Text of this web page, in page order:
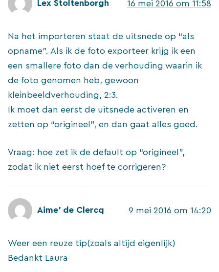
Lex Stoltenborgh 16 mei 2016 om 11:58
Na het importeren staat de uitsnede op “als
opname”. Als ik de foto exporteer krijg ik een
een smallere foto dan de verhouding waarin ik
de foto genomen heb, gewoon
kleinbeeldverhouding, 2:3.
Ik moet dan eerst de uitsnede activeren en
zetten op “origineel”, en dan gaat alles goed.
Vraag: hoe zet ik de default op “origineel”,
zodat ik niet eerst hoef te corrigeren?
Aime' de Clercq 9 mei 2016 om 14:20
Weer een reuze tip(zoals altijd eigenlijk)
Bedankt Laura